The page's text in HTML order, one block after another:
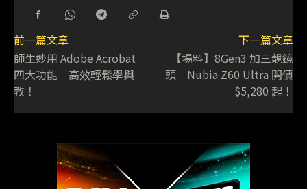
前一篇文章
師生妙用 Adobe Acrobat
四大功能 高效輕鬆學與
教！
下一篇文章
【場料】8Gen3 加三靚鏡
頭 Nubia Z60 Ultra 開價
$5,280 起！